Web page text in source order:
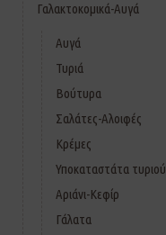
Γαλακτοκομικά-Αυγά
Αυγά
Τυριά
Βούτυρα
Σαλάτες-Αλοιφές
Κρέμες
Υποκαταστάτα τυριού
Αριάνι-Κεφίρ
Γάλατα